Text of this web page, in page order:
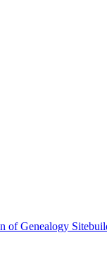
of Genealogy